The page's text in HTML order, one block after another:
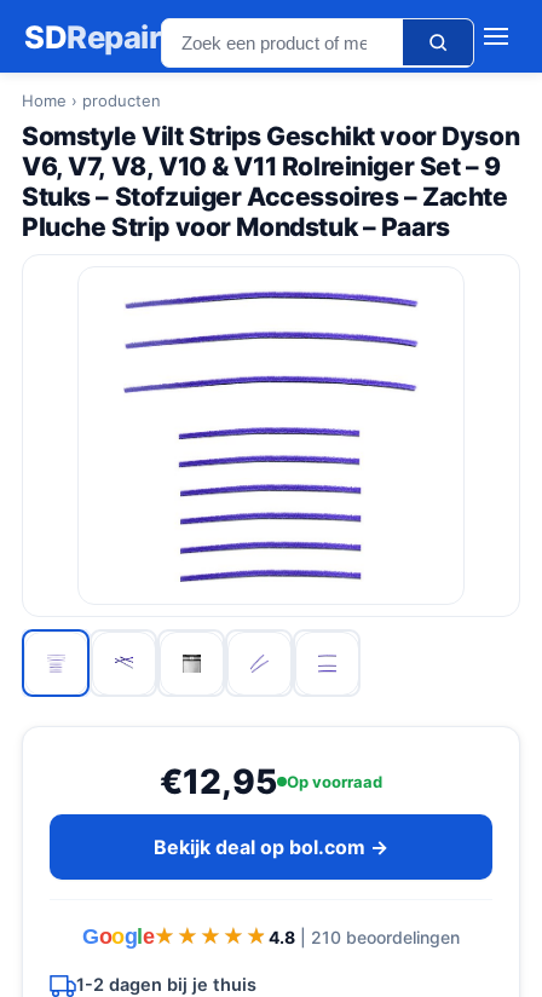
SDRepair
Home › producten
Somstyle Vilt Strips Geschikt voor Dyson
V6, V7, V8, V10 & V11 Rolreiniger Set – 9
Stuks – Stofzuiger Accessoires – Zachte
Pluche Strip voor Mondstuk – Paars
€12,95 Op voorraad
Bekijk deal op bol.com →
Goog e★★★★★
★★★★★ 4.8 | 210 beoordelingen
1-2 dagen bij je thuis